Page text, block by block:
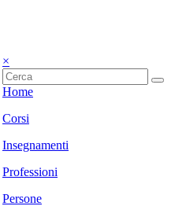
×
Home
Corsi
Insegnamenti
Professioni
Persone